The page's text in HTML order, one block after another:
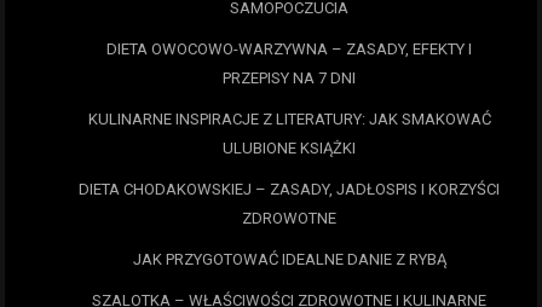
SAMOPOCZUCIA
DIETA OWOCOWO-WARZYWNA – ZASADY, EFEKTY I
PRZEPISY NA 7 DNI
KULINARNE INSPIRACJE Z LITERATURY: JAK SMAKOWAĆ
ULUBIONE KSIĄŻKI
DIETA CHODAKOWSKIEJ – ZASADY, JADŁOSPIS I KORZYŚCI
ZDROWOTNE
JAK PRZYGOTOWAĆ IDEALNE DANIE Z RYBĄ
SZALOTKA – WŁAŚCIWOŚCI ZDROWOTNE I KULINARNE